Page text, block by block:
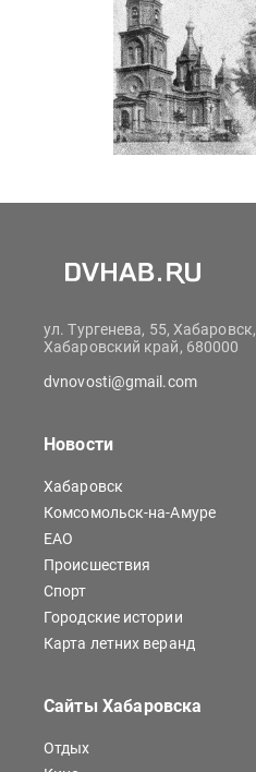
ул. Тургенева, 55, Хабаровск,
Хабаровский край, 680000
dvnovosti@gmail.com
Новости
Хабаровск
Комсомольск-на-Амуре
ЕАО
Происшествия
Спорт
Городские истории
Карта летних веранд
Сайты Хабаровска
Отдых